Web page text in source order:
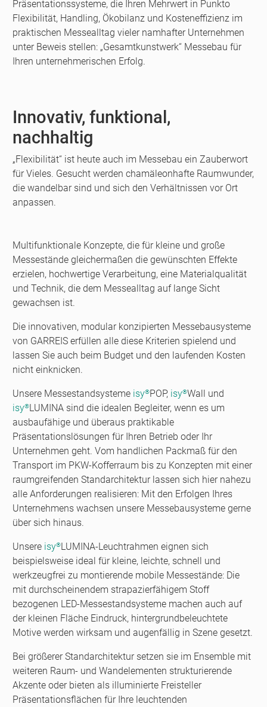
Präsentationssysteme, die Ihren Mehrwert in Punkto
Flexibilität, Handling, Ökobilanz und Kosteneffizienz im
praktischen Messealltag vieler namhafter Unternehmen
unter Beweis stellen: „Gesamtkunstwerk“ Messebau für
Ihren unternehmerischen Erfolg.
Innovativ, funktional,
nachhaltig
„Flexibilität“ ist heute auch im Messebau ein Zauberwort
für Vieles. Gesucht werden chamäleonhafte Raumwunder,
die wandelbar sind und sich den Verhältnissen vor Ort
anpassen.
Multifunktionale Konzepte, die für kleine und große
Messestände gleichermaßen die gewünschten Effekte
erzielen, hochwertige Verarbeitung, eine Materialqualität
und Technik, die dem Messealltag auf lange Sicht
gewachsen ist.
Die innovativen, modular konzipierten Messebausysteme
von GARREIS erfüllen alle diese Kriterien spielend und
lassen Sie auch beim Budget und den laufenden Kosten
nicht einknicken.
Unsere Messestandsysteme isy®POP, isy®Wall und
isy®LUMINA sind die idealen Begleiter, wenn es um
ausbaufähige und überaus praktikable
Präsentationslösungen für Ihren Betrieb oder Ihr
Unternehmen geht. Vom handlichen Packmaß für den
Transport im PKW-Kofferraum bis zu Konzepten mit einer
raumgreifenden Standarchitektur lassen sich hier nahezu
alle Anforderungen realisieren: Mit den Erfolgen Ihres
Unternehmens wachsen unsere Messebausysteme gerne
über sich hinaus.
Unsere isy®LUMINA-Leuchtrahmen eignen sich
beispielsweise ideal für kleine, leichte, schnell und
werkzeugfrei zu montierende mobile Messestände: Die
mit durchscheinendem strapazierfähigem Stoff
bezogenen LED-Messestandsysteme machen auch auf
der kleinen Fläche Eindruck, hintergrundbeleuchtete
Motive werden wirksam und augenfällig in Szene gesetzt.
Bei größerer Standarchitektur setzen sie im Ensemble mit
weiteren Raum- und Wandelementen strukturierende
Akzente oder bieten als illuminierte Freisteller
Präsentationsflächen für Ihre leuchtenden